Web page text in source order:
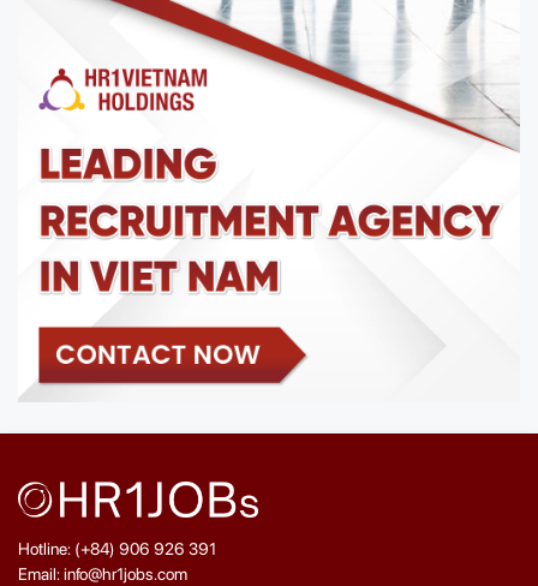
Hotline: (+84) 906 926 391
Email: info@hr1jobs.com